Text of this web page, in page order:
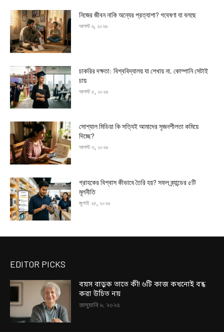
নিজের জীবন নাকি অন্যের প্রত্যাশা? গবেষণা যা বলছে
আগস্ট ৬, ২০২৬
চাকরির দক্ষতা: বিশ্ববিদ্যালয় যা শেখায় না, কোম্পানি সেটাই
চায়
আগস্ট ৫, ২০২৬
সোশ্যাল মিডিয়া কি সত্যিই আমাদের সৃজনশীলতা কমিয়ে
দিচ্ছে?
আগস্ট ৩, ২০২৬
গ্রাহকের বিশ্বাস কীভাবে তৈরি হয়? সফল ব্র্যান্ডের ৫টি
মূলনীতি
জুলাই ২৫, ২০২৬
EDITOR PICKS
বয়স বাড়ুক তাতে কী! ৬টি কাজ কখনোই বন্ধ
করা উচিত নয়
জানুয়ারি ৮, ২০২৫